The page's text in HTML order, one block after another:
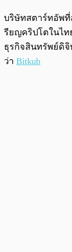
บริษัทสตาร์ทอัพที่
รียญคริปโตในไท
ธุรกิจสินทรัพย์ดิจิ
ว่า Bitkub